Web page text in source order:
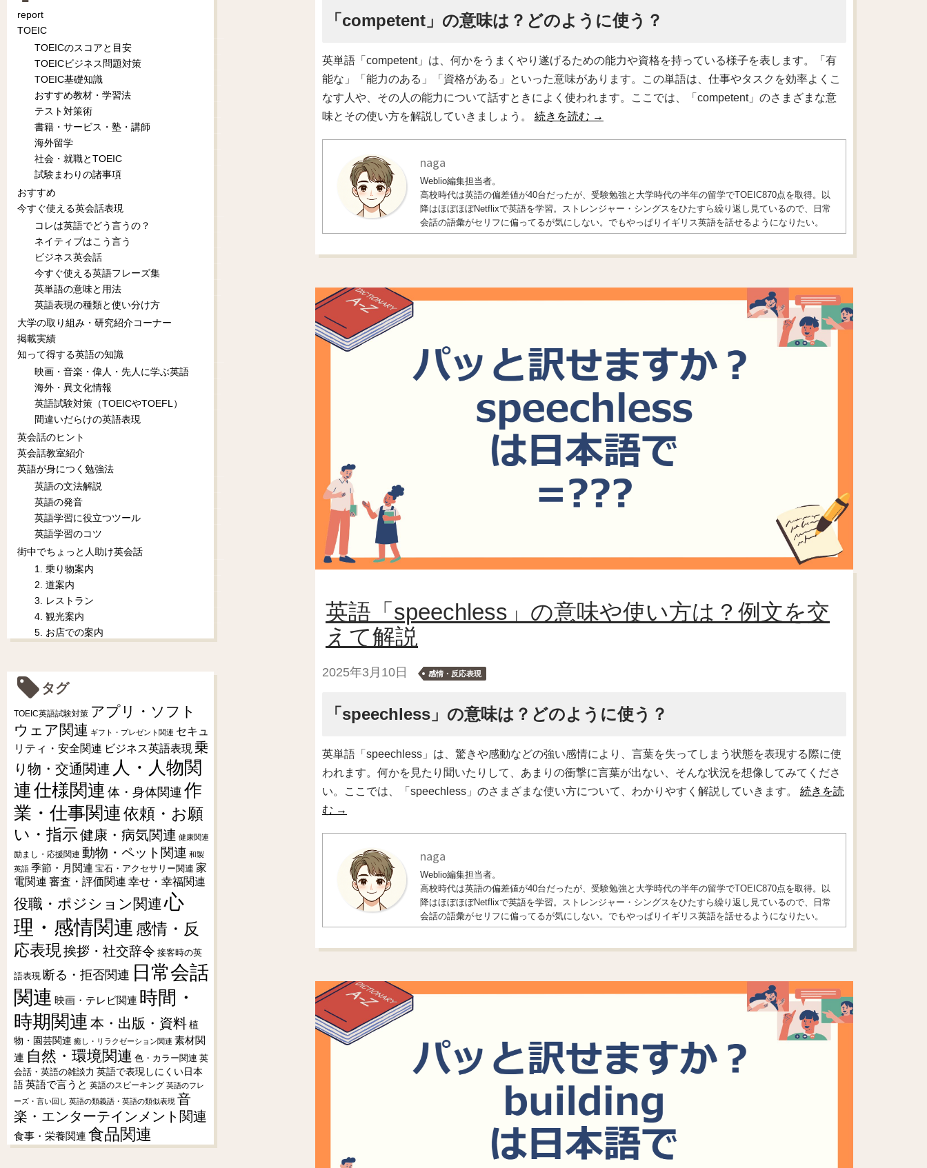
「competent」の意味は？どのように使う？
英単語「competent」は、何かをうまくやり遂げるための能力や資格を持っている様子を表します。「有
能な」「能力のある」「資格がある」といった意味があります。この単語は、仕事やタスクを効率よくこ
なす人や、その人の能力について話すときによく使われます。ここでは、「competent」のさまざまな意
味とその使い方を解説していきましょう。 続きを読む →
naga
Weblio編集担当者。
高校時代は英語の偏差値が40台だったが、受験勉強と大学時代の半年の留学でTOEIC870点を取得。以
降はほぼほぼNetflixで英語を学習。ストレンジャー・シングスをひたすら繰り返し見ているので、日常
会話の語彙がセリフに偏ってるが気にしない。でもやっぱりイギリス英語を話せるようになりたい。
英語「speechless」の意味や使い方は？例文を交
えて解説
2025年3月10日 感情・反応表現
「speechless」の意味は？どのように使う？
英単語「speechless」は、驚きや感動などの強い感情により、言葉を失ってしまう状態を表現する際に使
われます。何かを見たり聞いたりして、あまりの衝撃に言葉が出ない、そんな状況を想像してみてくださ
い。ここでは、「speechless」のさまざまな使い方について、わかりやすく解説していきます。 続きを読
む →
naga
Weblio編集担当者。
高校時代は英語の偏差値が40台だったが、受験勉強と大学時代の半年の留学でTOEIC870点を取得。以
降はほぼほぼNetflixで英語を学習。ストレンジャー・シングスをひたすら繰り返し見ているので、日常
会話の語彙がセリフに偏ってるが気にしない。でもやっぱりイギリス英語を話せるようになりたい。
report
TOEIC
TOEICのスコアと目安
TOEICビジネス問題対策
TOEIC基礎知識
おすすめ教材・学習法
テスト対策術
書籍・サービス・塾・講師
海外留学
社会・就職とTOEIC
試験まわりの諸事項
おすすめ
今すぐ使える英会話表現
コレは英語でどう言うの？
ネイティブはこう言う
ビジネス英会話
今すぐ使える英語フレーズ集
英単語の意味と用法
英語表現の種類と使い分け方
大学の取り組み・研究紹介コーナー
掲載実績
知って得する英語の知識
映画・音楽・偉人・先人に学ぶ英語
海外・異文化情報
英語試験対策（TOEICやTOEFL）
間違いだらけの英語表現
英会話のヒント
英会話教室紹介
英語が身につく勉強法
英語の文法解説
英語の発音
英語学習に役立つツール
英語学習のコツ
街中でちょっと人助け英会話
1. 乗り物案内
2. 道案内
3. レストラン
4. 観光案内
5. お店での案内
タグ
TOEIC英語試験対策 アプリ・ソフト
ウェア関連 ギフト・プレゼント関連 セキュ
リティ・安全関連 ビジネス英語表現 乗
り物・交通関連 人・人物関
連仕様関連 体・身体関連 作
業・仕事関連依頼・お願
い・指示健康・病気関連 健康関連
励まし・応援関連 動物・ペット関連 和製
英語 季節・月関連 宝石・アクセサリー関連 家
電関連 審査・評価関連 幸せ・幸福関連
役職・ポジション関連 心
理・感情関連 感情・反
応表現挨拶・社交辞令 接客時の英
語表現 断る・拒否関連 日常会話
関連 映画・テレビ関連 時間・
時期関連 本・出版・資料植
物・園芸関連 癒し・リラクゼーション関連 素材関
連 自然・環境関連 色・カラー関連 英
会話・英語の雑談力 英語で表現しにくい日本
語 英語で言うと 英語のスピーキング 英語のフレ
ーズ・言い回し 英語の類義語・英語の類似表現 音
楽・エンターテインメント関連
食事・栄養関連 食品関連